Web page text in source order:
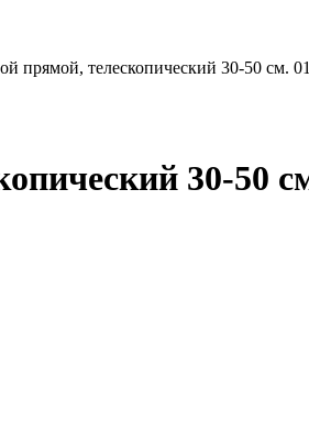
прямой, телескопический 30-50 см.
30-50